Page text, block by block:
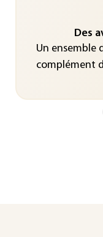
Des
Un ensemble
complément